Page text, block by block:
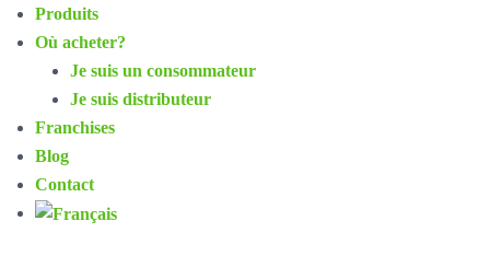
Produits
Où acheter?
Je suis un consommateur
Je suis distributeur
Franchises
Blog
Contact